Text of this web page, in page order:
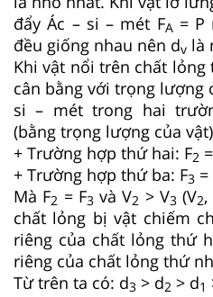
đẩy Ác – si – mét FA = P
đều giống nhau nên dv là
Khi vật nổi trên chất lỏng
cân bằng với trọng lượng
si – mét trong hai
(bằng trọng lượng của
+ Trường hợp thứ hai: F2
+ Trường hợp thứ ba: F3 =
Mà F2 = F3 và V2 > V3 (V2,
chất lỏng bị vật chiếm
riêng của chất lỏng thứ
riêng của chất lỏng thứ
Từ trên ta có: d3 > d2 > d1